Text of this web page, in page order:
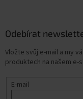
Odebírat
Vložte svůj e-mail a my
produktech na našem e-
E-mail